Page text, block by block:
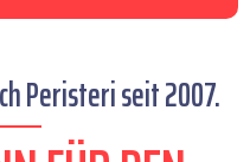
Peristeri seit 2007.